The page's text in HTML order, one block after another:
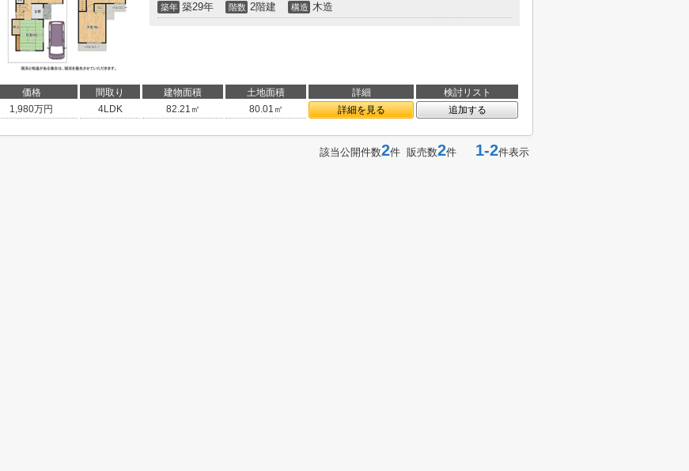
築年 築29年 階数 2階建 構造 木造
価格 間取り 建物面積 土地面積 詳細
検討リスト
1,980万円 4LDK 82.21㎡ 80.01㎡ 詳細を見る 追加する
該当公開件数2件 販売数2件 1-2件表示